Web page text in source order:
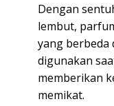
Dengan
lembut,
yang berbeda
digunakan
memberikan
memikat.